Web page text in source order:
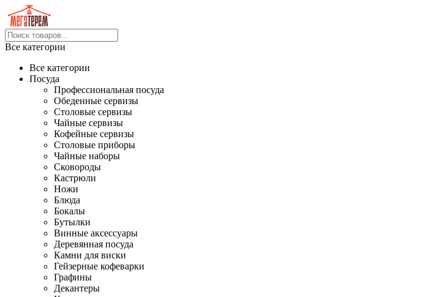
Все категории
Все категории
Посуда
Профессиональная посуда
Обеденные сервизы
Столовые сервизы
Чайные сервизы
Кофейные сервизы
Столовые приборы
Чайные наборы
Сковороды
Кастрюли
Ножи
Блюда
Бокалы
Бутылки
Винные аксессуары
Деревянная посуда
Камни для виски
Гейзерные кофеварки
Графины
Декантеры